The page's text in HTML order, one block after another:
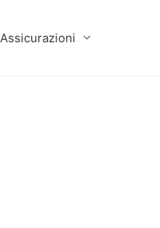
Assicurazioni